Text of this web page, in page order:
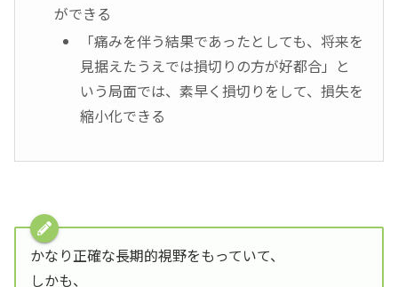
ができる
「痛みを伴う結果であったとしても、将来を
見据えたうえでは損切りの方が好都合」と
いう局面では、素早く損切りをして、損失を
縮小化できる
かなり正確な長期的視野をもっていて、
しかも、